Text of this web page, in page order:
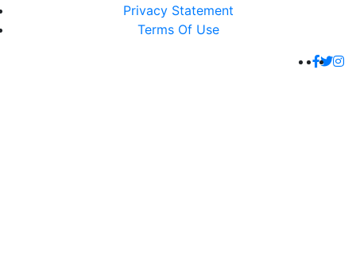
Privacy Statement
Terms Of Use